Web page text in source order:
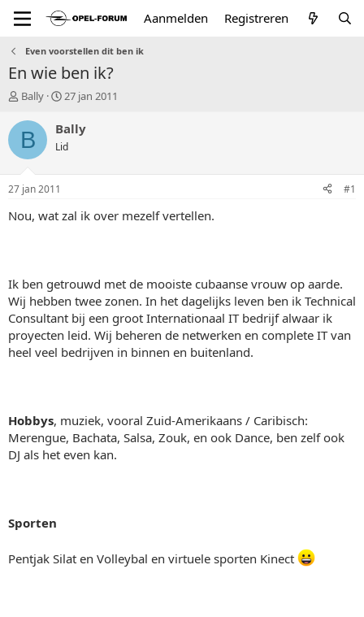
Aanmelden Registreren
Even voorstellen dit ben ik
En wie ben ik?
T
p
t
a
r
Bally
S
a
r
t
u
27 jan 2011
B Bally
Lid
27 jan 2011 #1
Nou, wat zal ik over mezelf vertellen.
Ik ben getrouwd met de mooiste cubaanse vrouw op aarde.
Wij hebben twee zonen. In het dagelijks leven ben ik Technical
Consultant bij een groot Internationaal IT bedrijf alwaar ik
proyecten leid. Wij beheren de netwerken en complete IT van
heel veel bedrijven in binnen en buitenland.
Hobbys, muziek, vooral Zuid-Amerikaans / Caribisch:
Merengue, Bachata, Salsa, Zouk, en ook Dance, ben zelf ook
DJ als het even kan.
Sporten
Pentjak Silat en Volleybal en virtuele sporten Kinect